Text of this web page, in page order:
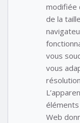
modifiée
de la
vous
vous
Web